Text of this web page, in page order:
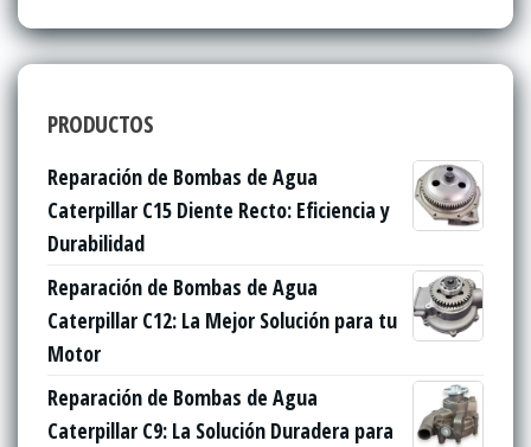
PRODUCTOS
Reparación de Bombas de Agua
Caterpillar C15 Diente Recto: Eficiencia y
Durabilidad
Reparación de Bombas de Agua
Caterpillar C12: La Mejor Solución para tu
Motor
Reparación de Bombas de Agua
Caterpillar C9: La Solución Duradera para